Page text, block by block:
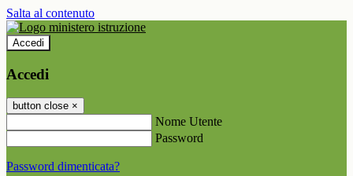
Salta al contenuto
Accedi
Accedi
button close ×
Nome Utente
Password
Password dimenticata?